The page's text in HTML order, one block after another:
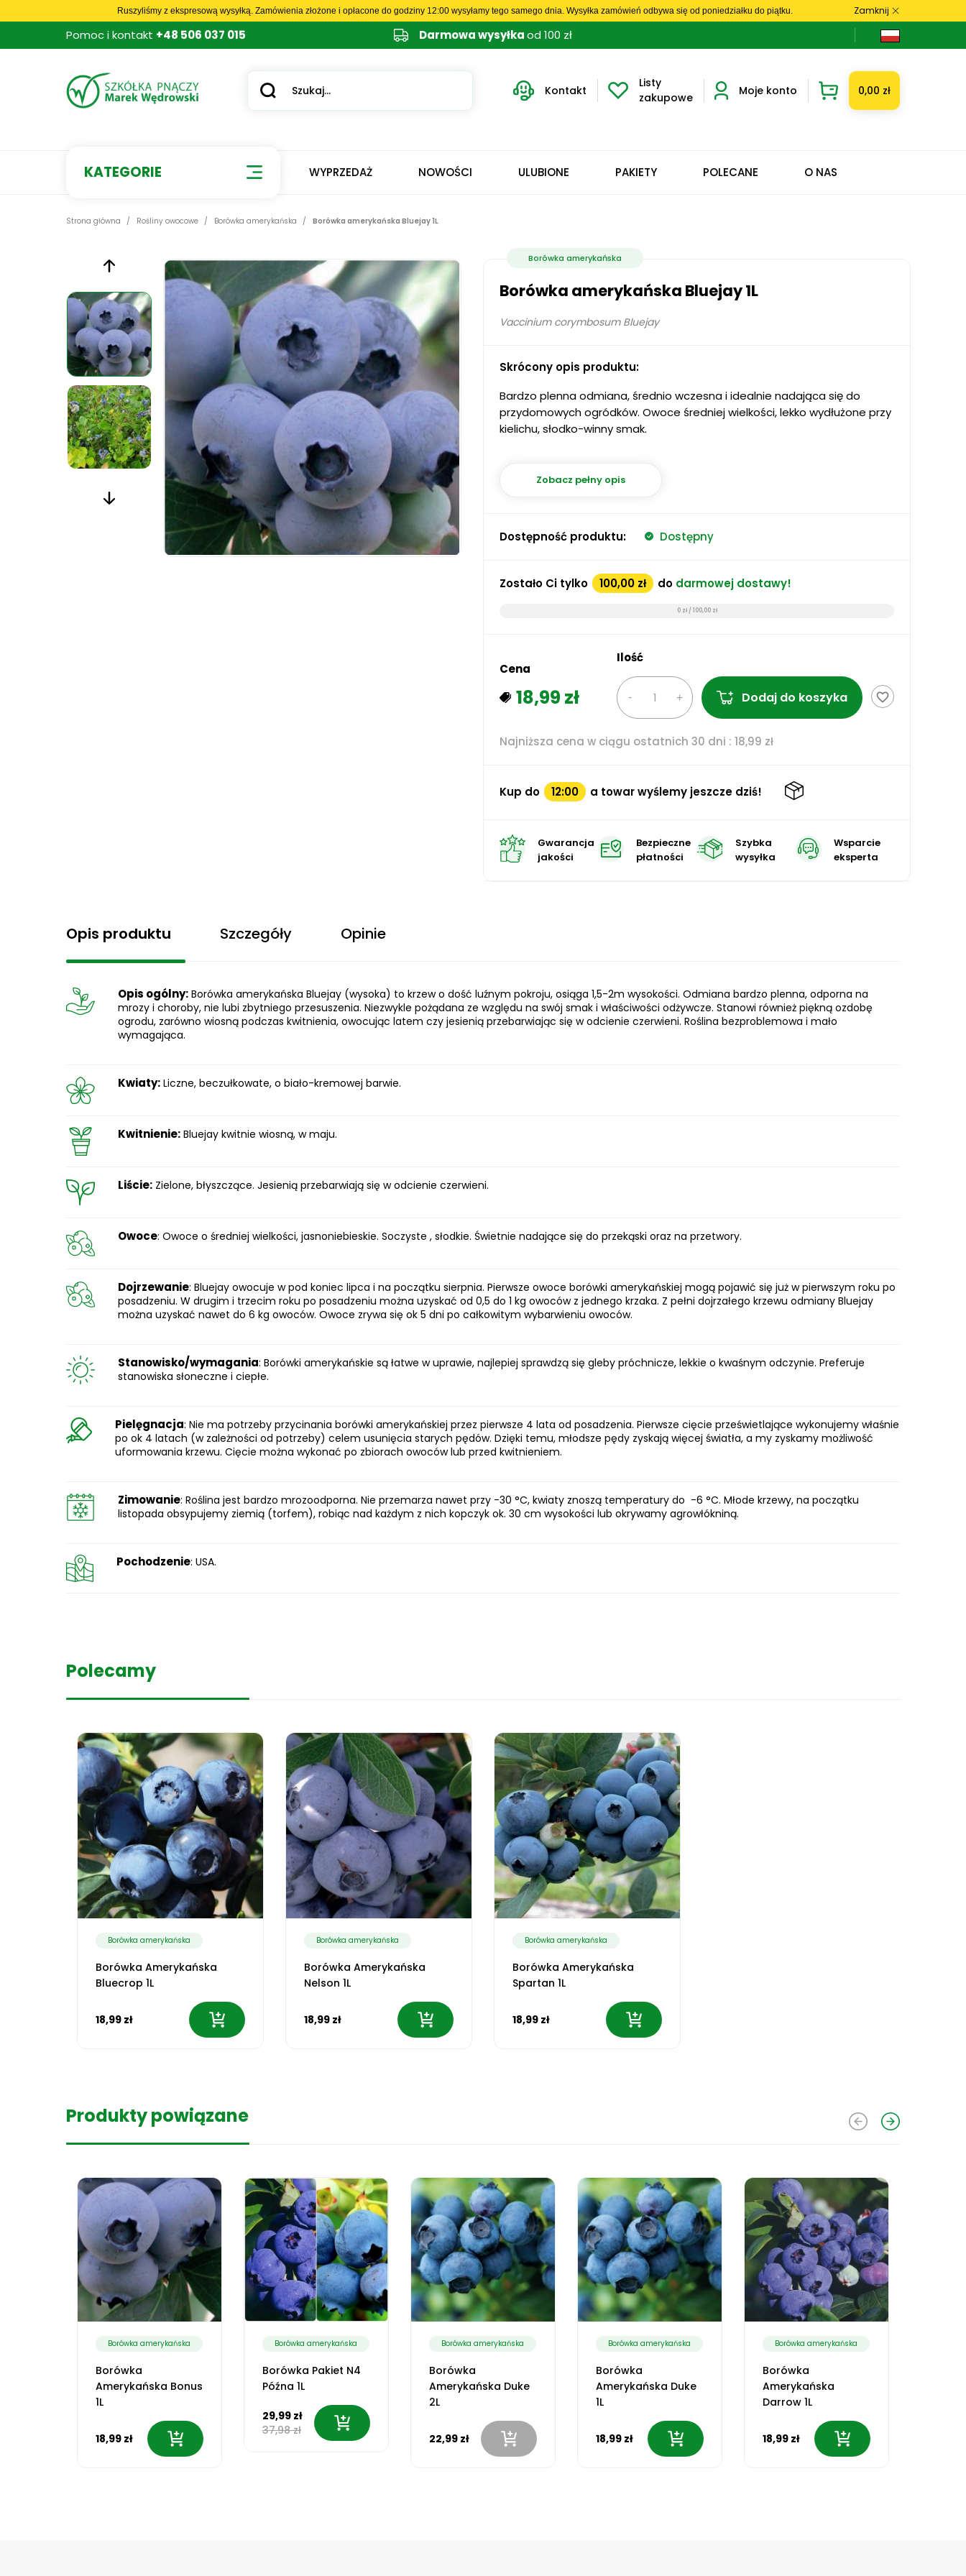
Ruszyliśmy z ekspresową wysyłką. Zamówienia złożone i opłacone do godziny 12:00 wysyłamy tego samego dnia. Wysyłka zamówień odbywa się od poniedziałku do piątku. Zamknij
Pomoc i kontakt +48 506 037 015 Darmowa wysyłkaod 100 zł
Kontakt
Listy
zakupowe
Moje konto 0,00 zł
KATEGORIE WYPRZEDAŻ NOWOŚCI ULUBIONE PAKIETY POLECANE O NAS
Strona główna Rośliny owocowe Borówka amerykańska Borówka amerykańska Bluejay 1L
Borówka amerykańska
Borówka amerykańska Bluejay 1L
Vaccinium corymbosum Bluejay
Skrócony opis produktu:
Bardzo plenna odmiana, średnio wczesna i idealnie nadająca się do
przydomowych ogródków. Owoce średniej wielkości, lekko wydłużone przy
kielichu, słodko-winny smak.
Zobacz pełny opis
Dostępność produktu: Dostępny
Zostało Ci tylko 100,00 zł do darmowej dostawy!
0 zł / 100,00 zł
Cena
18,99 zł
Ilość
Dodaj do koszyka favorite_border
Najniższa cena w ciągu ostatnich 30 dni : 18,99 zł
Kup do 12:00 a towar wyślemy jeszcze dziś!
Gwarancja
jakości
Bezpieczne
płatności
Szybka
wysyłka
Wsparcie
eksperta
Opis produktu Szczegóły Opinie
Opis ogólny: Borówka amerykańska Bluejay (wysoka) to krzew o dość luźnym pokroju, osiąga 1,5-2m wysokości. Odmiana bardzo plenna, odporna na
mrozy i choroby, nie lubi zbytniego przesuszenia. Niezwykle pożądana ze względu na swój smak i właściwości odżywcze. Stanowi również piękną ozdobę
ogrodu, zarówno wiosną podczas kwitnienia, owocując latem czy jesienią przebarwiając się w odcienie czerwieni. Roślina bezproblemowa i mało
wymagająca.
Kwiaty: Liczne, beczułkowate, o biało-kremowej barwie.
Kwitnienie: Bluejay kwitnie wiosną, w maju.
Liście: Zielone, błyszczące. Jesienią przebarwiają się w odcienie czerwieni.
Owoce: Owoce o średniej wielkości, jasnoniebieskie. Soczyste , słodkie. Świetnie nadające się do przekąski oraz na przetwory.
Dojrzewanie: Bluejay owocuje w pod koniec lipca i na początku sierpnia. Pierwsze owoce borówki amerykańskiej mogą pojawić się już w pierwszym roku po
posadzeniu. W drugim i trzecim roku po posadzeniu można uzyskać od 0,5 do 1 kg owoców z jednego krzaka. Z pełni dojrzałego krzewu odmiany Bluejay
można uzyskać nawet do 6 kg owoców. Owoce zrywa się ok 5 dni po całkowitym wybarwieniu owoców.
Stanowisko/wymagania: Borówki amerykańskie są łatwe w uprawie, najlepiej sprawdzą się gleby próchnicze, lekkie o kwaśnym odczynie. Preferuje
stanowiska słoneczne i ciepłe.
Pielęgnacja: Nie ma potrzeby przycinania borówki amerykańskiej przez pierwsze 4 lata od posadzenia. Pierwsze cięcie prześwietlające wykonujemy właśnie
po ok 4 latach (w zależności od potrzeby) celem usunięcia starych pędów. Dzięki temu, młodsze pędy zyskają więcej światła, a my zyskamy możliwość
uformowania krzewu. Cięcie można wykonać po zbiorach owoców lub przed kwitnieniem.
Zimowanie: Roślina jest bardzo mrozoodporna. Nie przemarza nawet przy -30 °C, kwiaty znoszą temperatury do -6 °C. Młode krzewy, na początku
listopada obsypujemy ziemią (torfem), robiąc nad każdym z nich kopczyk ok. 30 cm wysokości lub okrywamy agrowłókniną.
Pochodzenie: USA.
Polecamy
Borówka amerykańska
Borówka Amerykańska
Bluecrop 1L
18,99 zł
Borówka amerykańska
Borówka Amerykańska
Nelson 1L
18,99 zł
Borówka amerykańska
Borówka Amerykańska
Spartan 1L
18,99 zł
Produkty powiązane
Borówka amerykańska
Borówka
Amerykańska Bonus
1L
18,99 zł
Borówka amerykańska
Borówka Pakiet N4
Późna 1L
29,99 zł
37,98 zł
Borówka amerykańska
Borówka
Amerykańska Duke
2L
22,99 zł
Borówka amerykańska
Borówka
Amerykańska Duke
1L
18,99 zł
Borówka amerykańska
Borówka
Amerykańska
Darrow 1L
18,99 zł